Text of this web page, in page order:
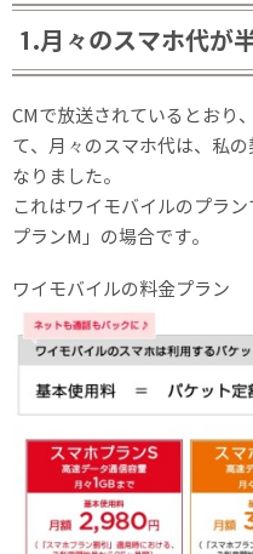
1.月々のスマホ代が
CMで放送されているとおり
て、月々のスマホ代は、私の
なりました。
これはワイモバイルのプラ
プランM」の場合です。
ワイモバイルの料金プラン